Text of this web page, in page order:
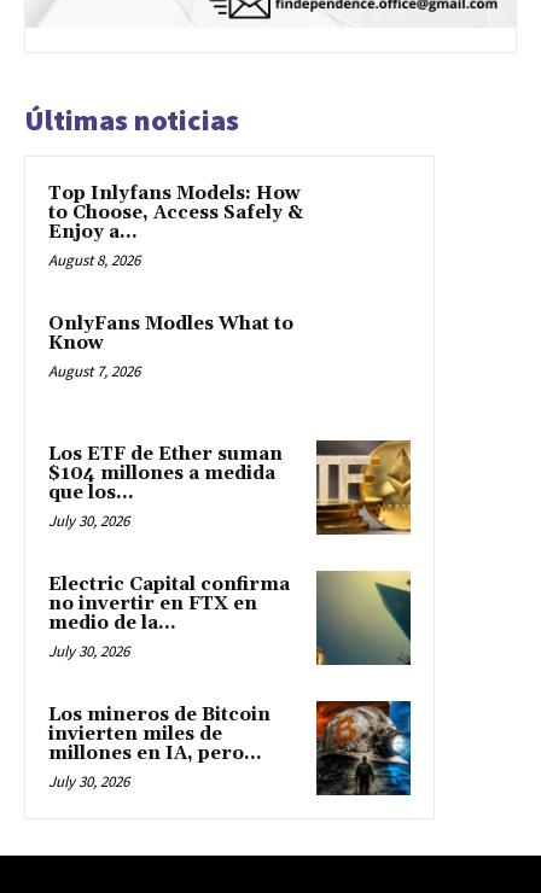
Últimas noticias
Top Inlyfans Models: How
to Choose, Access Safely &
Enjoy a...
August 8, 2026
OnlyFans Modles What to
Know
August 7, 2026
Los ETF de Ether suman
$104 millones a medida
que los...
July 30, 2026
Electric Capital confirma
no invertir en FTX en
medio de la...
July 30, 2026
Los mineros de Bitcoin
invierten miles de
millones en IA, pero...
July 30, 2026